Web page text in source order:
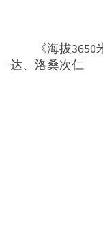
《海拔3650米
达、洛桑次仁